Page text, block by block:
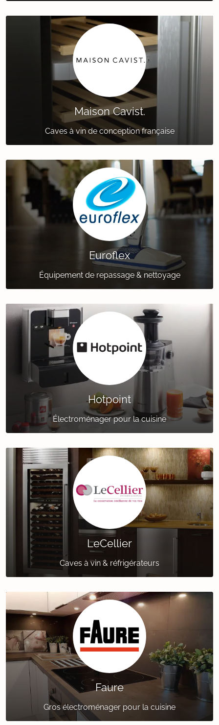
Maison Cavist.
Caves à vin de conception française
Euroflex
Équipement de repassage & nettoyage
Hotpoint
Électroménager pour la cuisine
LeCellier
Caves à vin & réfrigérateurs
Faure
Gros électroménager pour la cuisine